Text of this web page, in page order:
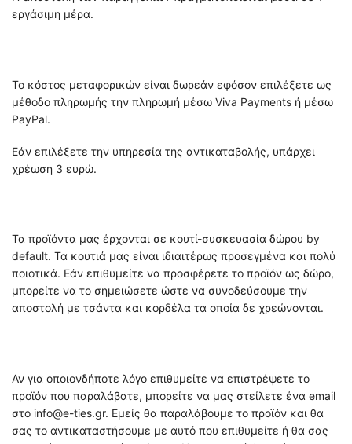
εργάσιμη μέρα.
Το κόστος μεταφορικών είναι δωρεάν εφόσον επιλέξετε ως
μέθοδο πληρωμής την πληρωμή μέσω Viva Payments ή μέσω
PayPal.
Εάν επιλέξετε την υπηρεσία της αντικαταβολής, υπάρχει
χρέωση 3 ευρώ.
Τα προϊόντα μας έρχονται σε κουτί-συσκευασία δώρου by
default. Τα κουτιά μας είναι ιδιαιτέρως προσεγμένα και πολύ
ποιοτικά. Εάν επιθυμείτε να προσφέρετε το προϊόν ως δώρο,
μπορείτε να το σημειώσετε ώστε να συνοδεύσουμε την
αποστολή με τσάντα και κορδέλα τα οποία δε χρεώνονται.
Αν για οποιονδήποτε λόγο επιθυμείτε να επιστρέψετε το
προϊόν που παραλάβατε, μπορείτε να μας στείλετε ένα email
στο info@e-ties.gr. Εμείς θα παραλάβουμε το προϊόν και θα
σας το αντικαταστήσουμε με αυτό που επιθυμείτε ή θα σας